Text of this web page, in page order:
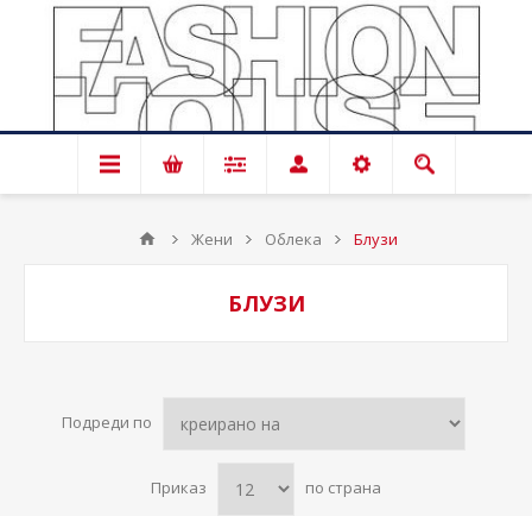
Жени Облека Блузи
БЛУЗИ
Подреди по
Приказ по страна